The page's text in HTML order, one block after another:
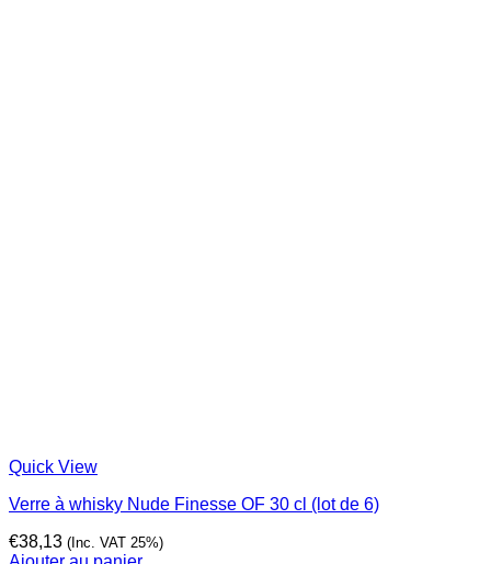
Quick View
Verre à whisky Nude Finesse OF 30 cl (lot de 6)
€38,13 (Inc. VAT 25%)